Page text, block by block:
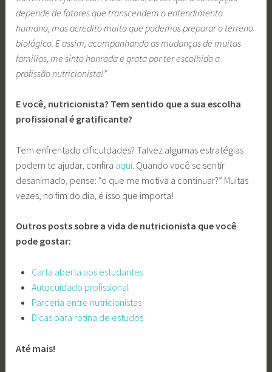
depende de fatores que transcendem o entendimento
humano, mas acredito muito que podemos preparar o terreno
biológico. E assim, acompanhando as mudanças de muitas
famílias, me sinto honrada e grata por ter escolhido a
profissão nutricionista!”
E você, nutricionista? Tem sentido que a sua escolha
profissional é gratificante?
Tem enfrentado dificuldades? Talvez algumas estratégias
podem te ajudar, confira aqui . Quando você se sentir
desanimado, pense: “o que me motiva a continuar?” Muitas
vezes, no fim do dia, é isso que importa!
Outros posts sobre a vida de nutricionista que você
pode gostar:
Carta aberta aos estudantes
Autocuidado profissional
Parceria entre nutricionistas
Dicas para rotina de estudos
Até mais!